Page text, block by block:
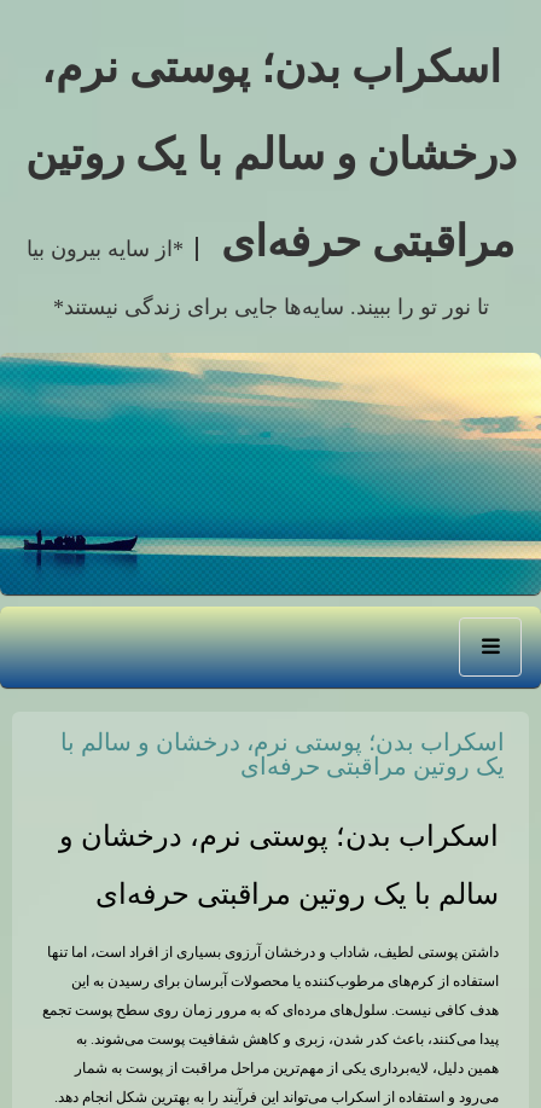
اسکراب بدن؛ پوستی نرم،
درخشان و سالم با یک روتین
مراقبتی حرفه‌ای
*از سایه بیرون بیا
تا نور تو را ببیند. سایه‌ها جایی برای زندگی نیستند*
اسکراب بدن؛ پوستی نرم، درخشان و سالم با
یک روتین مراقبتی حرفه‌ای
اسکراب بدن؛ پوستی نرم، درخشان و
سالم با یک روتین مراقبتی حرفه‌ای
داشتن پوستی لطیف، شاداب و درخشان آرزوی بسیاری از افراد است، اما تنها
استفاده از کرم‌های مرطوب‌کننده یا محصولات آبرسان برای رسیدن به این
هدف کافی نیست. سلول‌های مرده‌ای که به مرور زمان روی سطح پوست تجمع
پیدا می‌کنند، باعث کدر شدن، زبری و کاهش شفافیت پوست می‌شوند. به
همین دلیل، لایه‌برداری یکی از مهم‌ترین مراحل مراقبت از پوست به شمار
می‌رود و استفاده از اسکراب می‌تواند این فرآیند را به بهترین شکل انجام دهد.